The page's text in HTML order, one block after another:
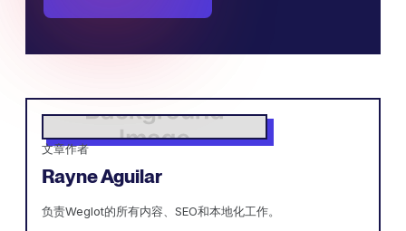
文章作者
Rayne Aguilar
负责Weglot的所有内容、SEO和本地化工作。